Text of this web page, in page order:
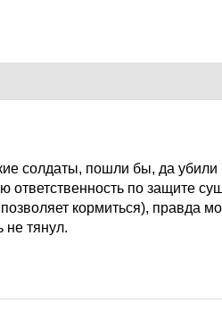
солдаты, пошли бы, да
ответственность по защите
кормиться), правда
не тянул.